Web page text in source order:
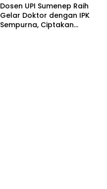
Dosen UPI Sumenep Raih
Gelar Doktor dengan IPK
Sempurna, Ciptakan